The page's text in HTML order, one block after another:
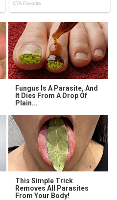
Fungus Is A Parasite, And
It Dies From A Drop Of
Plain...
This Simple Trick
Removes All Parasites
From Your Body!